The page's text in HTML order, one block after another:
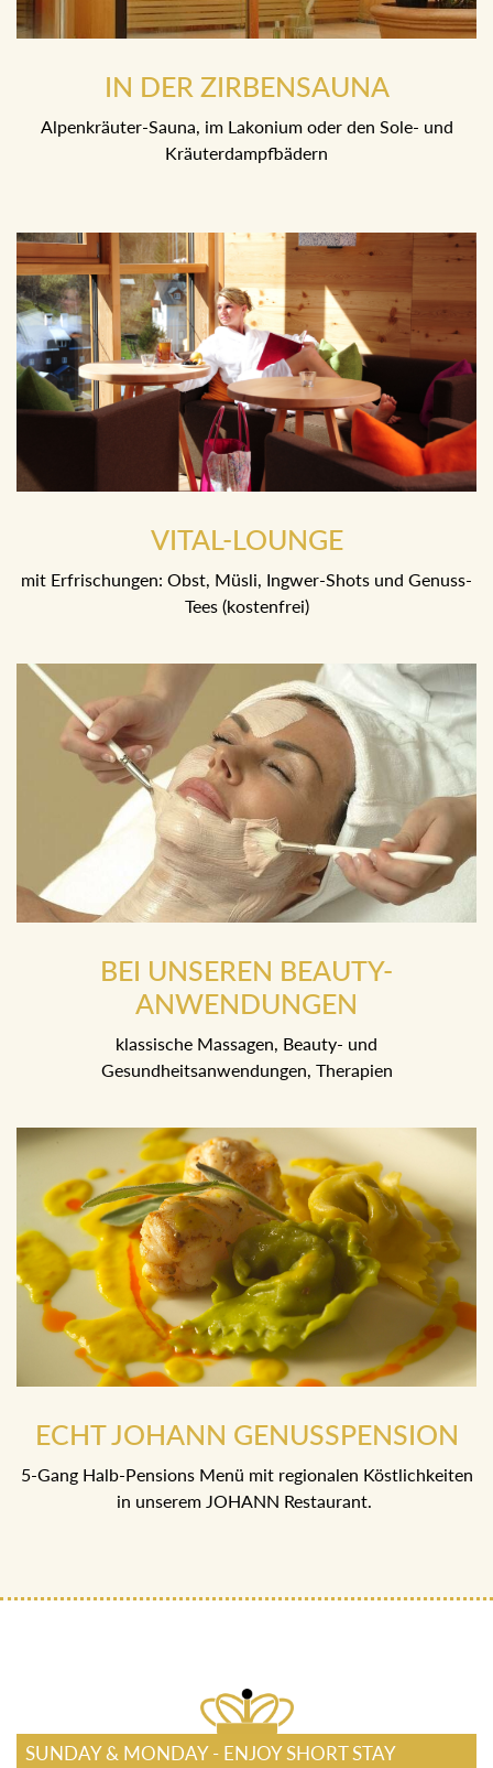
Alpenkräuter-Sauna, im Lakonium oder den Sole- und
Kräuterdampfbädern
mit Erfrischungen: Obst, Müsli, Ingwer-Shots und Genuss-
Tees (kostenfrei)
ANWENDUNGEN
klassische Massagen, Beauty- und
Gesundheitsanwendungen, Therapien
5-Gang Halb-Pensions Menü mit regionalen Köstlichkeiten
in unserem JOHANN Restaurant.
SUNDAY & MONDAY - ENJOY SHORT STAY